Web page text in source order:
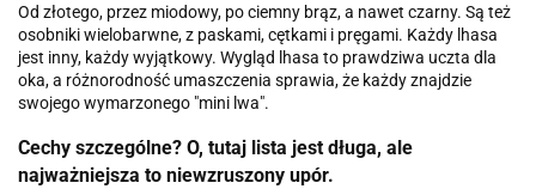
Od złotego, przez miodowy, po ciemny brąz, a nawet czarny. Są też
osobniki wielobarwne, z paskami, cętkami i pręgami. Każdy lhasa
jest inny, każdy wyjątkowy. Wygląd lhasa to prawdziwa uczta dla
oka, a różnorodność umaszczenia sprawia, że każdy znajdzie
swojego wymarzonego "mini lwa".
Cechy szczególne? O, tutaj lista jest długa, ale
najważniejsza to niewzruszony upór.